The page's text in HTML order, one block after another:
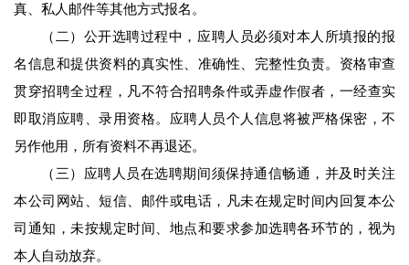
真、私人邮件等其他方式报名。
（二）公开选聘过程中，应聘人员必须对本人所填报的报
名信息和提供资料的真实性、准确性、完整性负责。资格审查
贯穿招聘全过程，凡不符合招聘条件或弄虚作假者，一经查实
即取消应聘、录用资格。应聘人员个人信息将被严格保密，不
另作他用，所有资料不再退还。
（三）应聘人员在选聘期间须保持通信畅通，并及时关注
本公司网站、短信、邮件或电话，凡未在规定时间内回复本公
司通知，未按规定时间、地点和要求参加选聘各环节的，视为
本人自动放弃。